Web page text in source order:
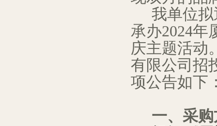
我单位拟
承办2024年
庆主题活动
有限公司招
项公告如下
一、采